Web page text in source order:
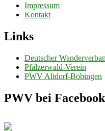
Impressum
Kontakt
Links
Deutscher
Pfälzerwald-Verein
PWV Altdorf-Böbingen
PWV bei